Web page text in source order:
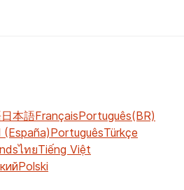
日本語FrançaisPortuguês(BR)
(España)PortuguêsTürkçe
ไทยTiếng Việt
Polski